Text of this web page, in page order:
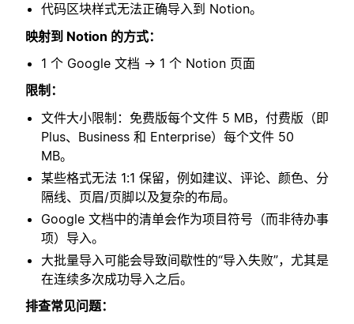
代码区块样式无法正确导入到 Notion。
映射到 Notion 的方式：
1 个 Google 文档 → 1 个 Notion 页面
限制：
文件大小限制：免费版每个文件 5 MB，付费版（即
Plus、Business 和 Enterprise）每个文件 50
MB。
某些格式无法 1:1 保留，例如建议、评论、颜色、分
隔线、页眉/页脚以及复杂的布局。
Google 文档中的清单会作为项目符号（而非待办事
项）导入。
大批量导入可能会导致间歇性的“导入失败”，尤其是
在连续多次成功导入之后。
排查常见问题：